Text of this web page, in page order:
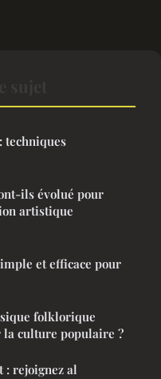
techniques
ils évolué pour
artistique
et efficace pour
folklorique
culture populaire ?
: rejoignez al